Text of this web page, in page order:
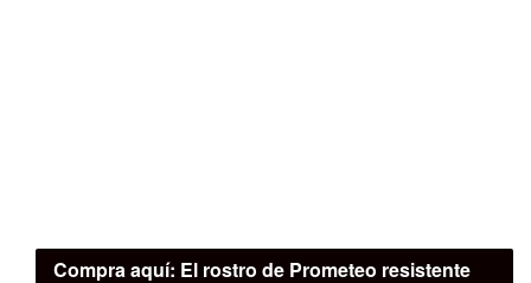
Compra aquí: El rostro de Prometeo resistente